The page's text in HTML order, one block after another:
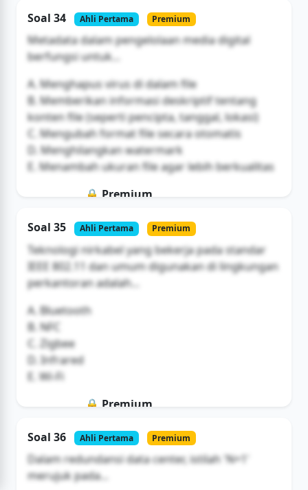
Buka Akses
Soal 34 Ahli Pertama Premium
Metadata dalam pengelolaan media digital
berfungsi untuk...
A. Menghapus virus di dalam file
B. Memberikan informasi deskriptif tentang
konten file (seperti pencipta, tanggal, lokasi)
C. Mengubah format file secara otomatis
D. Menghilangkan watermark
E. Menambah ukuran file agar lebih berkualitas
🔒 Premium
Buka Akses
Soal 35 Ahli Pertama Premium
Teknologi nirkabel yang bekerja pada standar
IEEE 802.11 dan umum digunakan di lingkungan
perkantoran adalah...
A. Bluetooth
B. NFC
C. Zigbee
D. Infrared
E. Wi-Fi
🔒 Premium
Buka Akses
Soal 36 Ahli Pertama Premium
Dalam redundansi data center, istilah 'N+1'
merujuk pada...